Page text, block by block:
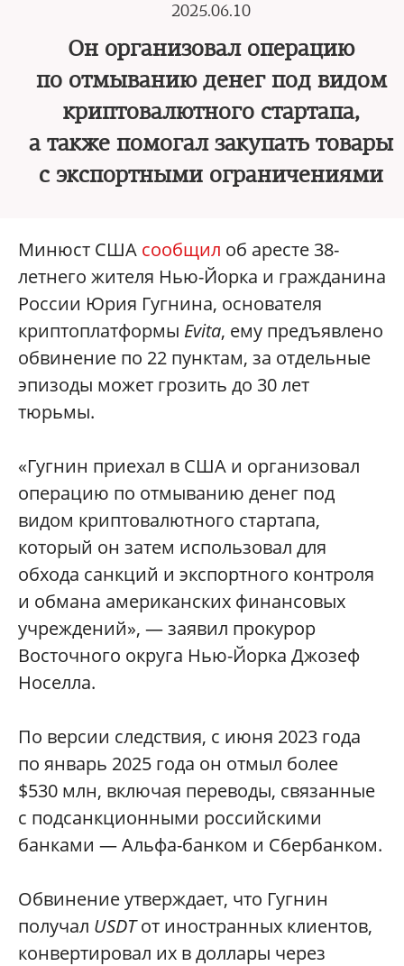
2025.06.10
Он организовал операцию
по отмыванию денег под видом
криптовалютного стартапа,
а также помогал закупать товары
с экспортными ограничениями
Минюст США сообщил об аресте 38-
летнего жителя Нью-Йорка и гражданина
России Юрия Гугнина, основателя
криптоплатформы Evita, ему предъявлено
обвинение по 22 пунктам, за отдельные
эпизоды может грозить до 30 лет
тюрьмы.
«Гугнин приехал в США и организовал
операцию по отмыванию денег под
видом криптовалютного стартапа,
который он затем использовал для
обхода санкций и экспортного контроля
и обмана американских финансовых
учреждений», — заявил прокурор
Восточного округа Нью-Йорка Джозеф
Носелла.
По версии следствия, с июня 2023 года
по январь 2025 года он отмыл более
$530 млн, включая переводы, связанные
с подсанкционными российскими
банками — Альфа-банком и Сбербанком.
Обвинение утверждает, что Гугнин
получал USDTот иностранных клиентов,
конвертировал их в доллары через